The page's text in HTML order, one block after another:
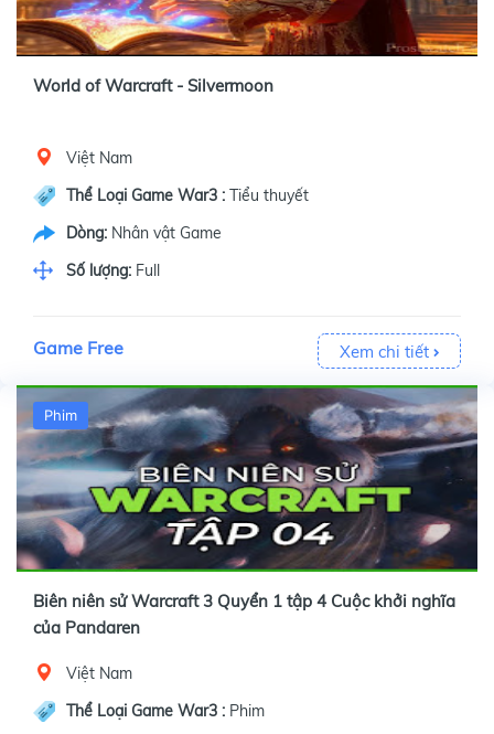
World of Warcraft - Silvermoon
Việt Nam
Thể Loại Game War3 : Tiểu thuyết
Dòng: Nhân vật Game
Số lượng: Full
Game Free Xem chi tiết
Phim
Biên niên sử Warcraft 3 Quyển 1 tập 4 Cuộc khởi nghĩa
của Pandaren
Việt Nam
Thể Loại Game War3 : Phim